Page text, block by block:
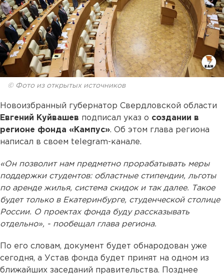
© Фото из открытых источников
Новоизбранный губернатор Свердловской области
Евгений Куйвашев подписал указ о создании в
регионе фонда «Кампус». Об этом глава региона
написал в своем telegram-канале.
«Он позволит нам предметно прорабатывать меры
поддержки студентов: областные стипендии, льготы
по аренде жилья, система скидок и так далее. Такое
будет только в Екатеринбурге, студенческой столице
России. О проектах фонда буду рассказывать
отдельно», - пообещал глава региона.
По его словам, документ будет обнародован уже
сегодня, а Устав фонда будет принят на одном из
ближайших заседаний правительства. Позднее